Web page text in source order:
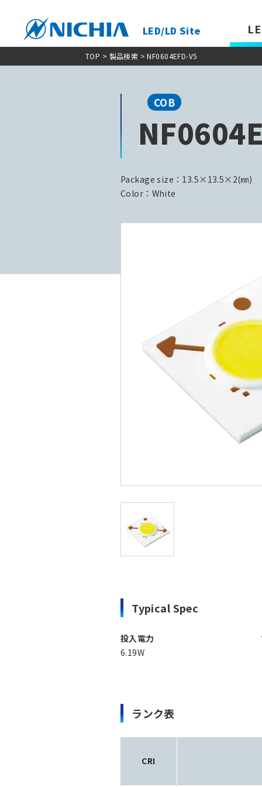
LED/LD Site
TOP > 製品検索 > NF0604EFD-V5
COB
Package size：13.5×13.5×2(㎜)
Color：White
Typical Spec
投入電力
6.19W
ランク表
CRI